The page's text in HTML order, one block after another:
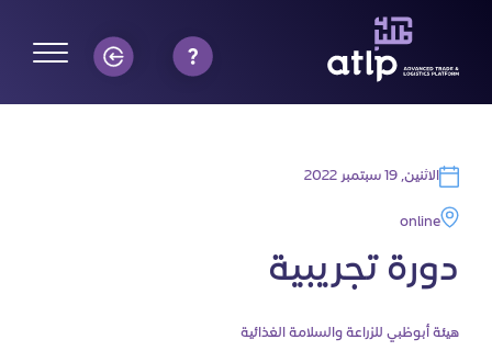
الاثنين, 19 سبتمبر 2022
online
دورة تجريبية
هيئة أبوظبي للزراعة والسلامة الغذائية